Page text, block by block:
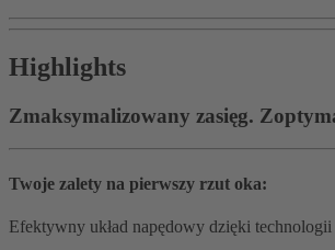
Highlights
Zmaksymalizowany zasięg.
Twoje zalety na pierwszy rzut oka:
Efektywny układ napędowy dzięki